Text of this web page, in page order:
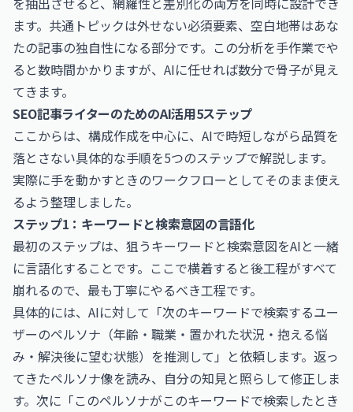
ます。共通トピックは外せない必須要素、空白地帯はあな
たの記事の独自性になる部分です。この分析を手作業でや
ると数時間かかりますが、AIに任せれば数分で骨子が見え
てきます。
SEO記事ライターのためのAI活用5ステップ
ここからは、構成作成を中心に、AIで時短しながら品質を
落とさない具体的な手順を5つのステップで解説します。
実際に手を動かすときのワークフローとしてそのまま使え
るよう整理しました。
ステップ1：キーワードと検索意図の言語化
最初のステップは、狙うキーワードと検索意図をAIと一緒
に言語化することです。ここで横着すると後工程がすべて
崩れるので、最も丁寧にやるべき工程です。
具体的には、AIに対して「次のキーワードで検索するユー
ザーのペルソナ（年齢・職業・置かれた状況・抱える悩
み・解決後に望む状態）を推測して」と依頼します。返っ
てきたペルソナ像を読み、自分の知見と照らして修正しま
す。次に「このペルソナがこのキーワードで検索したとき